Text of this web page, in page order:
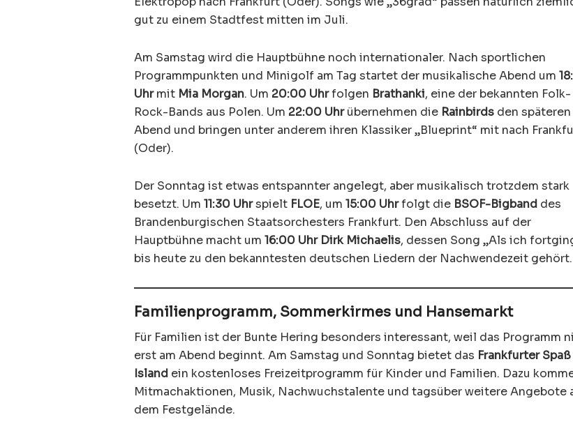
gut zu einem Stadtfest mitten im Juli.
Am Samstag wird die Hauptbühne noch internationaler. Nach sportlichen
Programmpunkten und Minigolf am Tag startet der musikalische Abend um
Uhrmit Mia Morgan. Um 20:00 Uhrfolgen Brathanki, eine der bekannten Folk-
Rock-Bands aus Polen. Um 22:00 Uhrübernehmen die Rainbirds den späteren
Abend und bringen unter anderem ihren Klassiker „Blueprint“ mit nach
(Oder).
Der Sonntag ist etwas entspannter angelegt, aber musikalisch trotzdem stark
besetzt. Um 11:30 Uhrspielt FLOE, um 15:00 Uhrfolgt die BSOF-Bigband des
Brandenburgischen Staatsorchesters Frankfurt. Den Abschluss auf der
Hauptbühne macht um 16:00 Uhr Dirk Michaelis, dessen Song „Als ich
bis heute zu den bekanntesten deutschen Liedern der Nachwendezeit gehört.
Familienprogramm, Sommerkirmes und Hansemarkt
Für Familien ist der Bunte Hering besonders interessant, weil das Programm
erst am Abend beginnt. Am Samstag und Sonntag bietet das Frankfurter Spaß
Island ein kostenloses Freizeitprogramm für Kinder und Familien. Dazu
Mitmachaktionen, Musik, Nachwuchstalente und tagsüber weitere Angebote
dem Festgelände.